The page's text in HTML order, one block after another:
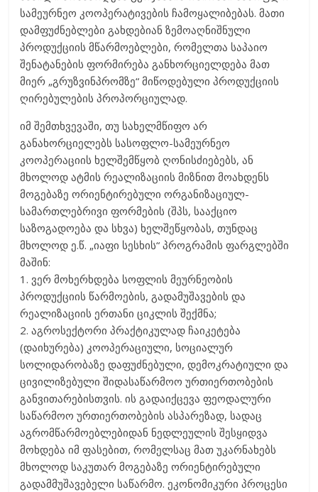
სამეურნეო კოოპერატივების ჩამოყალიბებას. მათი
დამფუძნებლები გახდებიან ზემოაღნიშნული
პროდუქციის მწარმოებლები, რომელთა საპაიო
შენატანების ფორმირება განხორციელდება მათ
მიერ „გრუზვინპრომზე“ მიწოდებული პროდუქციის
ღირებულების პროპორციულად.
იმ შემთხვევაში, თუ სახელმწიფო არ
განახორციელებს სასოფლო-სამეურნეო
კოოპერაციის ხელშემწყობ ღონისძიებებს, ან
მხოლოდ ატმის რეალიზაციის მიზნით მოახდენს
მოგებაზე ორიენტირებული ორგანიზაციულ-
სამართლებრივი ფორმების (შპს, სააქციო
საზოგადოება და სხვა) ხელშეწყობას, თუნდაც
მხოლოდ ე.წ. „იაფი სესხის“ პროგრამის ფარგლებში
მაშინ:
1. ვერ მოხერხდება სოფლის მეურნეობის
პროდუქციის წარმოების, გადამუშავების და
რეალიზაციის ერთანი ციკლის შექმნა;
2. აგროსექტორი პრაქტიკულად ჩაიკეტება
(დაიხურება) კოოპერაციული, სოციალურ
სოლიდარობაზე დაფუძნებული, დემოკრატიული და
ცივილიზებული შიდასაწარმოო ურთიერთობების
განვითარებისთვის. ის გადაიქცევა ფეოდალური
საწარმოო ურთიერთობების ასპარეზად, სადაც
აგრომწარმოებლებიდან ნედლეულის შესყიდვა
მოხდება იმ ფასებით, რომელსაც მათ უკარნახებს
მხოლოდ საკუთარ მოგებაზე ორიენტირებული
გადამმუშავებელი საწარმო. ეკონომიკური პროცესი